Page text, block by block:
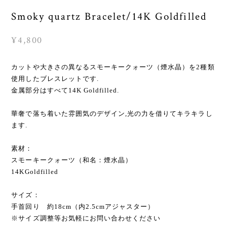
Smoky quartz Bracelet/14K Goldfilled
¥4,800
カットや大きさの異なるスモーキークォーツ（煙水晶）を2種類
使用したブレスレットです.
金属部分はすべて14K Goldfilled.
華奢で落ち着いた雰囲気のデザイン,光の力を借りてキラキラし
ます.
素材：
スモーキークォーツ（和名：煙水晶）
14KGoldfilled
サイズ：
手首回り 約18cm（内2.5cmアジャスター）
※サイズ調整等お気軽にお問い合わせください